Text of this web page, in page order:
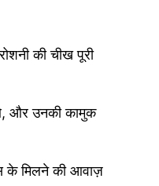
की चीख पूरी
और उनकी कामुक
के मिलने की आवाज़